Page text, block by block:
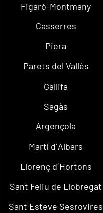
Figaró-Montmany
Casserres
Piera
Parets del Vallès
Gallifa
Sagàs
Argençola
Martí d´Albars
Llorenç d´Hortons
Sant Feliu de Llobregat
Sant Esteve Sesrovires